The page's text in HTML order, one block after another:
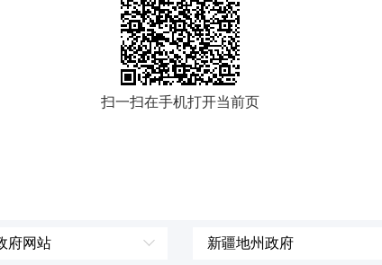
扫一扫在手机打开当前页
府网站 新疆地州政府